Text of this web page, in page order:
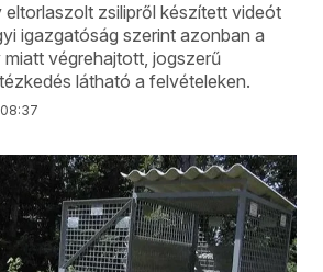
zsilipről készített videót
igazgatóság szerint azonban a
végrehajtott, jogszerű
látható a felvételeken.